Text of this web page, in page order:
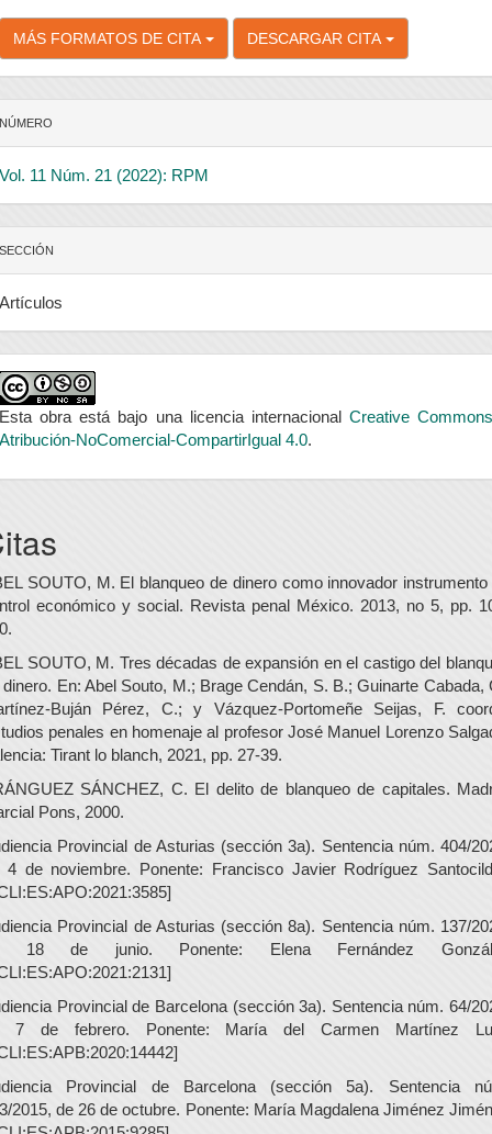
MÁS FORMATOS DE CITA DESCARGAR CITA
NÚMERO
Vol. 11 Núm. 21 (2022): RPM
SECCIÓN
Artículos
Esta obra está bajo una licencia internacional Creative Commons
Atribución-NoComercial-CompartirIgual 4.0.
SOUTO, M. El blanqueo de dinero como innovador instrumento
económico y social. Revista penal México. 2013, no 5, pp.
SOUTO, M. Tres décadas de expansión en el castigo del
dinero. En: Abel Souto, M.; Brage Cendán, S. B.; Guinarte Cabada,
Buján Pérez, C.; y Vázquez-Portomeñe Seijas, F.
penales en homenaje al profesor José Manuel Lorenzo
Tirant lo blanch, 2021, pp. 27-39.
SÁNCHEZ, C. El delito de blanqueo de capitales.
Pons, 2000.
Provincial de Asturias (sección 3a). Sentencia núm. 404/
4 de noviembre. Ponente: Francisco Javier Rodríguez
Provincial de Asturias (sección 8a). Sentencia núm. 137/
18 de junio. Ponente: Elena Fernández
Provincial de Barcelona (sección 3a). Sentencia núm. 64/
7 de febrero. Ponente: María del Carmen Martínez
Provincial de Barcelona (sección 5a). Sentencia
2015, de 26 de octubre. Ponente: María Magdalena Jiménez